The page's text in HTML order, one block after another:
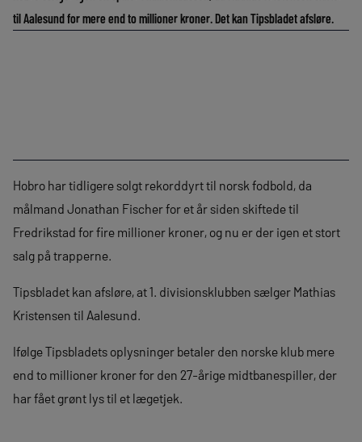
til Aalesund for mere end to millioner kroner. Det kan Tipsbladet afsløre.
Hobro har tidligere solgt rekorddyrt til norsk fodbold, da
målmand Jonathan Fischer for et år siden skiftede til
Fredrikstad for fire millioner kroner, og nu er der igen et stort
salg på trapperne.
Tipsbladet kan afsløre, at 1. divisionsklubben sælger Mathias
Kristensen til Aalesund.
Ifølge Tipsbladets oplysninger betaler den norske klub mere
end to millioner kroner for den 27-årige midtbanespiller, der
har fået grønt lys til et lægetjek.